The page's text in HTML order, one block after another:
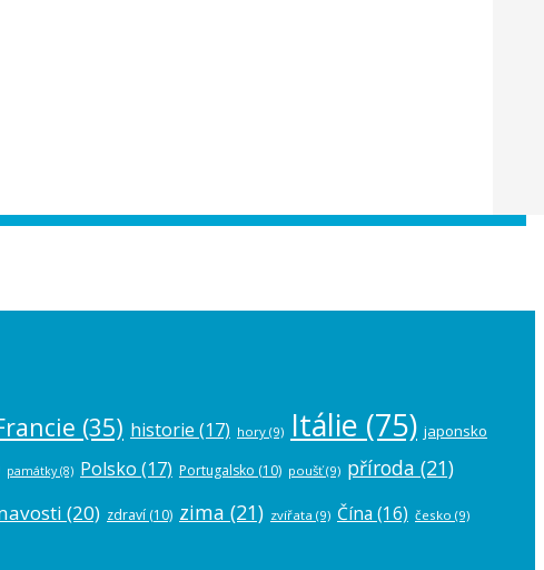
(35) historie (17) hory (9) Itálie (75) japonsko
památky(8) Polsko (17) Portugalsko (10) poušť(9) příroda (21)
(20) zdraví (10) zima (21) zvířata (9) Čína (16) česko (9)